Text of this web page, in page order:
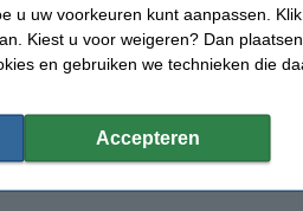
6.700 mAh Type kabel:
3,7 V
Li-ion
u uw voorkeuren kunt aanpassen.
Kiest u voor weigeren? Dan
en gebruiken we technieken die
Accepteren